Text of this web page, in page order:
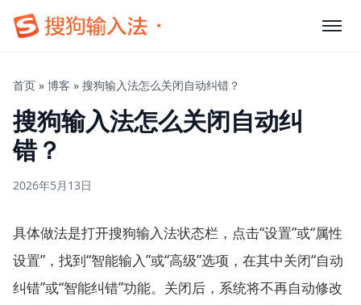
首页 » 博客 » 搜狗输入法怎么关闭自动纠错？
搜狗输入法怎么关闭自动纠
错？
2026年5月13日
具体做法是打开搜狗输入法状态栏，点击“设置”或“属性
设置”，找到“智能输入”或“高级”选项，在其中关闭“自动
纠错”或“智能纠错”功能。关闭后，系统将不再自动修改